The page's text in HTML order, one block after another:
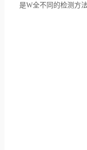
是W全不同的检测方